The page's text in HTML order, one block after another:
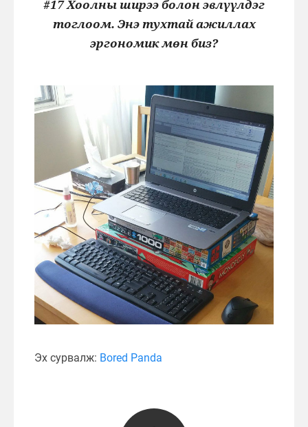
#17 Хоолны ширээ болон эвлүүлдэг
тоглоом. Энэ тухтай ажиллах
эргономик мөн биз?
Эх сурвалж: Bored Panda